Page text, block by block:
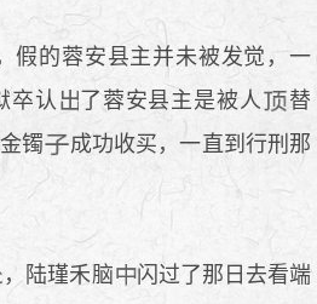
假的蓉安县主并未被发觉，一
卒认 了蓉安县主是被人
替
镯
成功收买，一直到行刑那
，陆瑾禾脑
闪过了那日去看端